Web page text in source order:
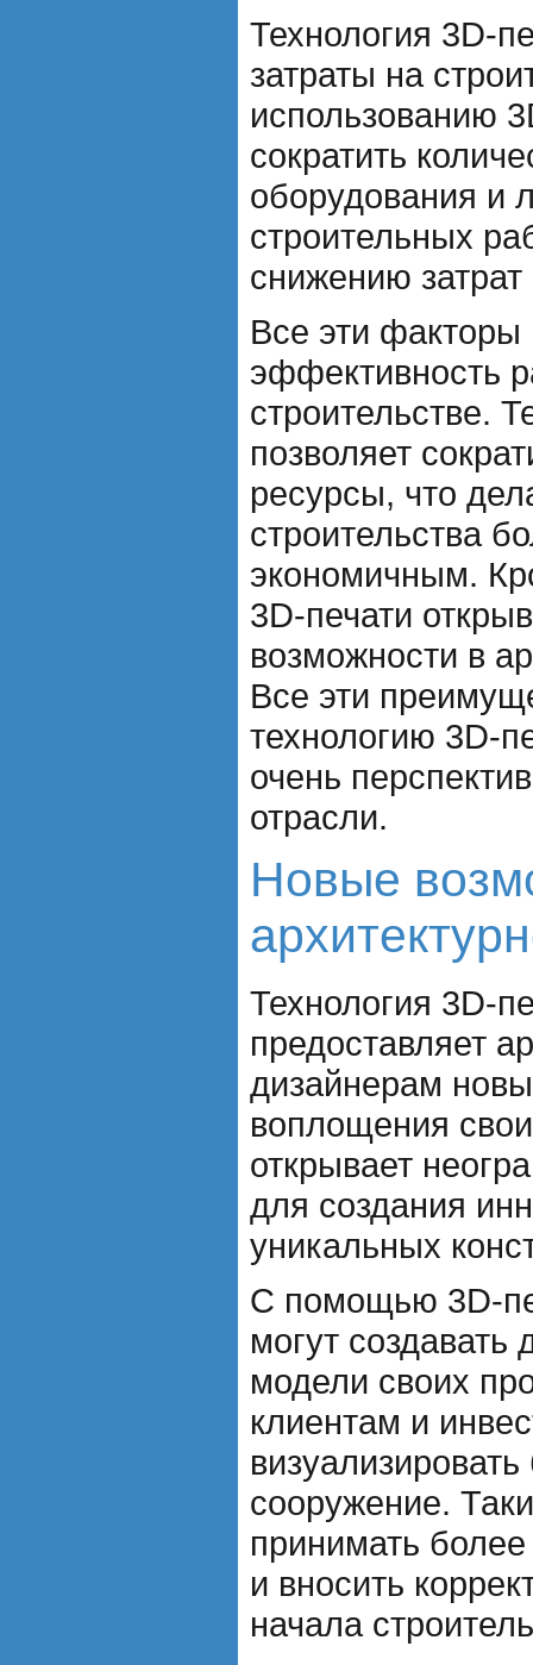
Технология 3D-
затраты на
использованию
сократить
оборудования и
строительных
снижению
Все эти
эффективность
строительстве.
позволяет
ресурсы, что
строительства
экономичным.
3D-печати
возможности в
Все эти
технологию 3D-
очень
отрасли.
Новые
Технология 3D-
предоставляет
дизайнерам
воплощения
открывает
для создания
уникальных
С помощью 3D-
могут создавать
модели своих
клиентам и
сооружение.
принимать
и вносить
начала